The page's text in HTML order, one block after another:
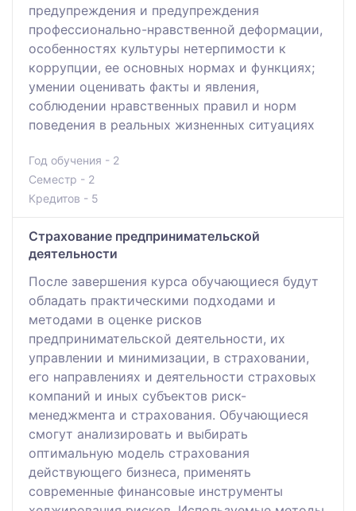
предупреждения и предупреждения
профессионально-нравственной деформации,
особенностях культуры нетерпимости к
коррупции, ее основных нормах и функциях;
умении оценивать факты и явления,
соблюдении нравственных правил и норм
поведения в реальных жизненных ситуациях
Год обучения - 2
Семестр - 2
Кредитов - 5
Страхование предпринимательской
деятельности
После завершения курса обучающиеся будут
обладать практическими подходами и
методами в оценке рисков
предпринимательской деятельности, их
управлении и минимизации, в страховании,
его направлениях и деятельности страховых
компаний и иных субъектов риск-
менеджмента и страхования. Обучающиеся
смогут анализировать и выбирать
оптимальную модель страхования
действующего бизнеса, применять
современные финансовые инструменты